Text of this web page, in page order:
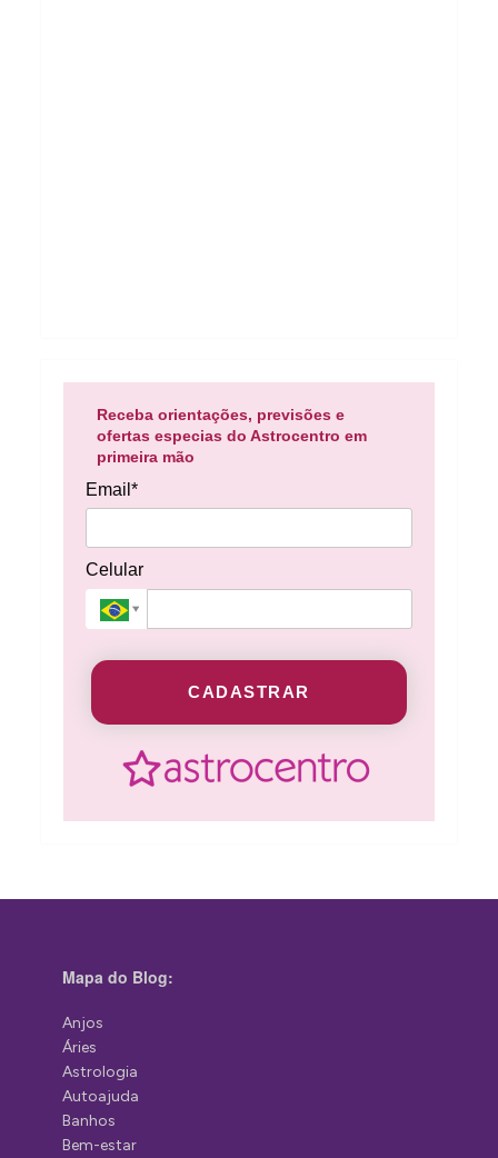
Receba orientações, previsões e
ofertas especias do Astrocentro em
primeira mão
Email*
Celular
CADASTRAR
Mapa do Blog:
Anjos
Áries
Astrologia
Autoajuda
Banhos
Bem-estar